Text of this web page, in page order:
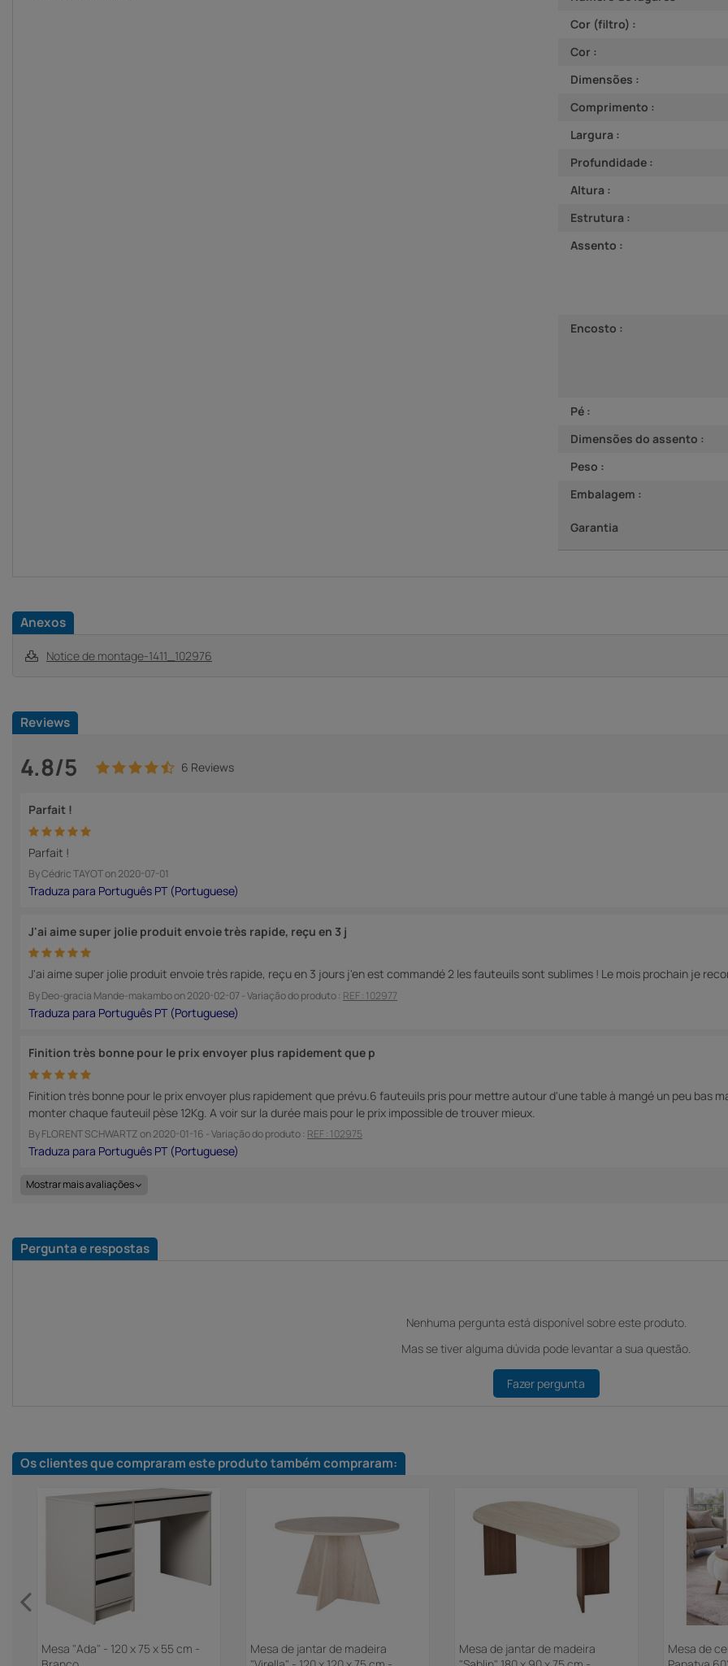
Cor (filtro) :
Cor :
Dimensões :
Comprimento :
Largura :
Profundidade :
Altura :
Estrutura :
Assento :
Encosto :
Pé :
Dimensões do assento :
Peso :
Embalagem :
Garantia
Anexos
Notice de montage-1411_102976
Reviews
4.8/5 6 Reviews
Parfait !
Parfait !
ByCédric TAYOTon2020-07-01
J'ai aime super jolie produit envoie très rapide, reçu en 3 j
J'ai aime super jolie produit envoie très rapide, reçu en 3 jours j'en est commandé 2 les fauteuils sont sublimes ! Le mois prochain je
ByDeo-gracia Mande-makamboon2020-02-07- Variação do produto : REF : 102977
Finition très bonne pour le prix envoyer plus rapidement que p
Finition très bonne pour le prix envoyer plus rapidement que prévu.6 fauteuils pris pour mettre autour d'une table à mangé un peu bas
monter chaque fauteuil pèse 12Kg. A voir sur la durée mais pour le prix impossible de trouver mieux.
ByFLORENT SCHWARTZon2020-01-16 - Variação do produto : REF : 102975
Mostrar mais avaliações
Pergunta e respostas
Nenhuma pergunta está disponível sobre este produto.
Mas se tiver alguma dúvida pode levantar a sua questão.
Fazer pergunta
Os clientes que compraram este produto também compraram:
Mesa "Ada" - 120 x 75 x 55 cm -
Mesa de jantar de madeira
Mesa de jantar de madeira
Mesa de